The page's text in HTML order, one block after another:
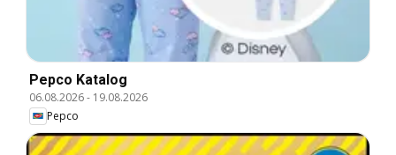
Pepco Katalog
06.08.2026- 19.08.2026
Pepco